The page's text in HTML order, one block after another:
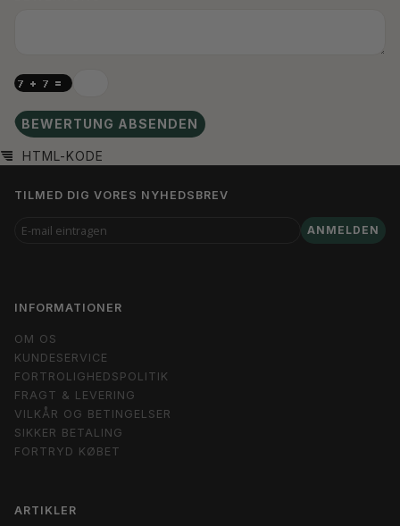
BEWERTUNG ABSENDEN
HTML-KODE
TILMED DIG VORES NYHEDSBREV
E-
MAIL
ANMELDEN
INFORMATIONER
OM OS
KUNDESERVICE
FORTROLIGHEDSPOLITIK
FRAGT & LEVERING
VILKÅR OG BETINGELSER
SIKKER BETALING
FORTRYD KØBET
ARTIKLER